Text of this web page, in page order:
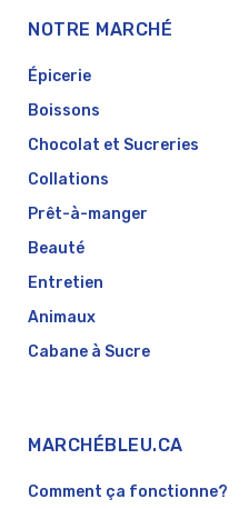
NOTRE MARCHÉ
Épicerie
Boissons
Chocolat et Sucreries
Collations
Prêt-à-manger
Beauté
Entretien
Animaux
Cabane à Sucre
MARCHÉBLEU.CA
Comment ça fonctionne?